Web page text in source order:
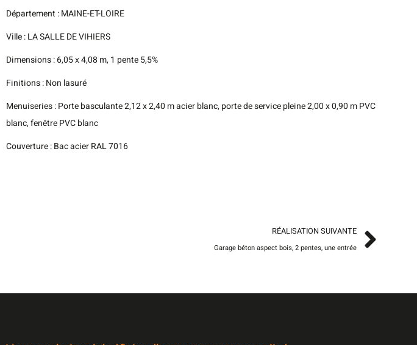
Département : MAINE-ET-LOIRE
Ville : LA SALLE DE VIHIERS
Dimensions : 6,05 x 4,08 m, 1 pente 5,5%
Finitions : Non lasuré
Menuiseries : Porte basculante 2,12 x 2,40 m acier blanc, porte de service pleine 2,00 x 0,90 m PVC
blanc, fenêtre PVC blanc
Couverture : Bac acier RAL 7016
RÉALISATION SUIVANTE
Garage béton aspect bois, 2 pentes, une entrée